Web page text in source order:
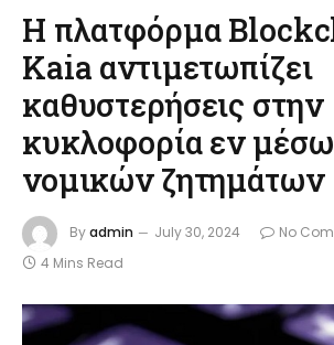
Η πλατφόρμα
Kaia αντιμετωπίζει
καθυστερήσεις στην
κυκλοφορία εν μέσω
νομικών ζητημάτων
Byadmin July 30, 2024
No
4 Mins Read